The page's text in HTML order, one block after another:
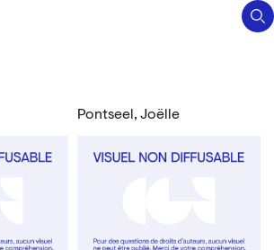
Pontseel, Joëlle